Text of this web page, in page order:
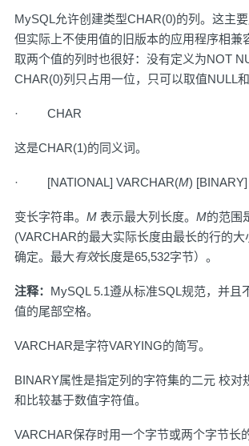
MySQL允许创建类型CHAR(0)的列。这主
但实际上不使用值的旧版本的应用程序相兼
取两个值的列时也很好：没有定义为NOT
CHAR(0)列只占用一位，只可以取值NULL和
· CHAR
这是CHAR(1)的同义词。
· [NATIONAL] VARCHAR(M) [BINARY]
变长字符串。 M 表示最大列长度。 M的范围
(VARCHAR的最大实际长度由最长的行的
确定。最大有效长度是65,532字节）。
注释： MySQL 5.1遵从标准SQL规范，并且
值的尾部空格。
VARCHAR是字符VARYING的简写。
BINARY属性是指定列的字符集的二元 校对
和比较基于数值字符值。
VARCHAR保存时用一个字节或两个字节长